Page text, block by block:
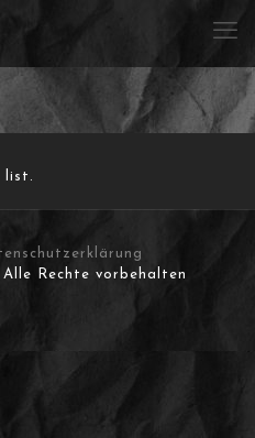
list.
Rechte vorbehalten